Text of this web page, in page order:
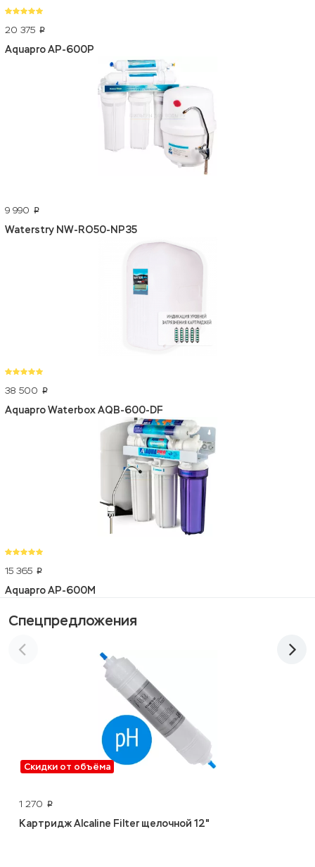
20 375 p
Aquapro AP-600P
9 990 p
Waterstry NW-RO50-NP35
38 500 p
Aquapro Waterbox AQB-600-DF
15 365 p
Aquapro AP-600M
Спецпредложения
Скидки от объёма
1 270 p
Картридж Alcaline Filter щелочной 12"